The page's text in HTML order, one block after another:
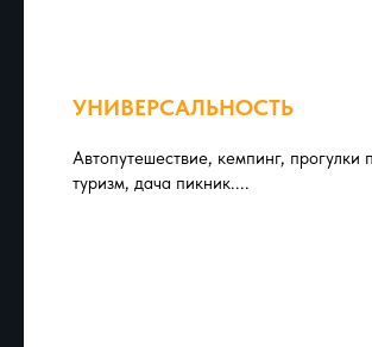
УНИВЕРСАЛЬНОСТЬ
Автопутешествие, кемпинг, прогулки
туризм, дача пикник....